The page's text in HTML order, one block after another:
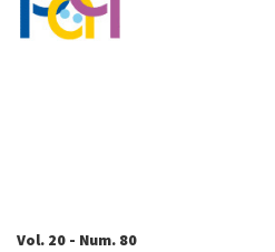
Vol. 20 - Num. 80